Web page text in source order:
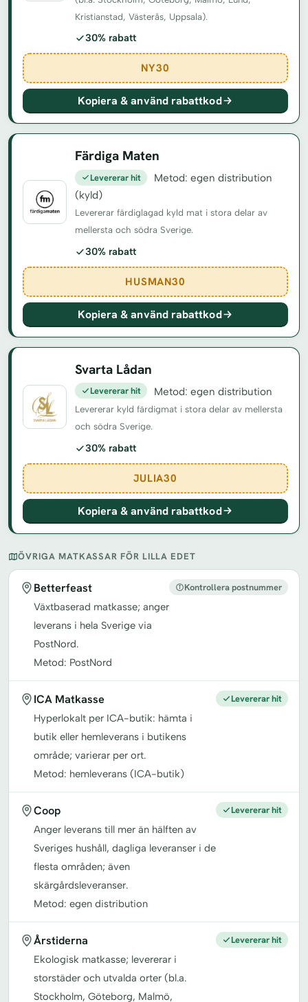
Kristianstad, Västerås, Uppsala).
30% rabatt
NY30
Kopiera & använd rabattkod
Färdiga Maten
Levererar hit
Metod: egen distribution
(kyld)
Levererar färdiglagad kyld mat i stora delar av
mellersta och södra Sverige.
30% rabatt
HUSMAN30
Kopiera & använd rabattkod
Svarta Lådan
Levererar hit Metod: egen distribution
Levererar kyld färdigmat i stora delar av mellersta
och södra Sverige.
30% rabatt
JULIA30
Kopiera & använd rabattkod
ÖVRIGA MATKASSAR FÖR LILLA EDET
Betterfeast
Växtbaserad matkasse; anger
leverans i hela Sverige via
PostNord.
Metod: PostNord
Kontrollera postnummer
ICA Matkasse
Hyperlokalt per ICA-butik: hämta i
butik eller hemleverans i butikens
område; varierar per ort.
Metod: hemleverans (ICA-butik)
Levererar hit
Coop
Anger leverans till mer än hälften av
Sveriges hushåll, dagliga leveranser i de
flesta områden; även
skärgårdsleveranser.
Metod: egen distribution
Levererar hit
Årstiderna
Ekologisk matkasse; levererar i
storstäder och utvalda orter (bl.a.
Stockholm, Göteborg, Malmö,
Levererar hit